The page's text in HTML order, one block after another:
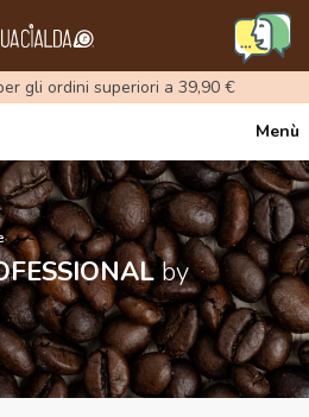
gli ordini superiori a 39,90 €
Menù
by